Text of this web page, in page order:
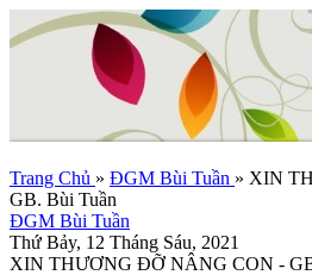
Trang Chủ » ĐGM Bùi Tuần » XIN
GB. Bùi Tuần
ĐGM Bùi Tuần
Thứ Bảy, 12 Tháng Sáu, 2021
XIN THƯƠNG ĐỠ NÂNG CON -